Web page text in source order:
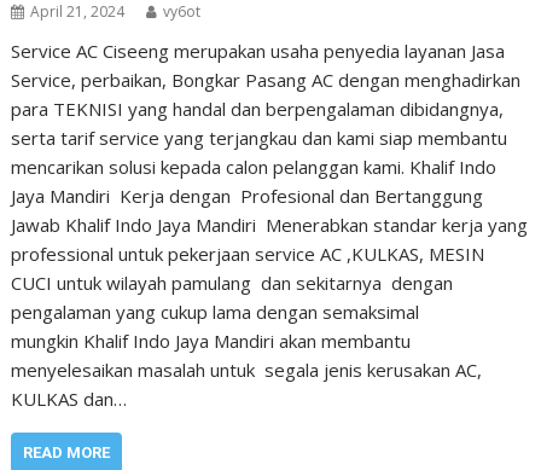
April 21, 2024 vy6ot
Service AC Ciseeng merupakan usaha penyedia layanan Jasa
Service, perbaikan, Bongkar Pasang AC dengan menghadirkan
para TEKNISI yang handal dan berpengalaman dibidangnya,
serta tarif service yang terjangkau dan kami siap membantu
mencarikan solusi kepada calon pelanggan kami. Khalif Indo
Jaya Mandiri Kerja dengan Profesional dan Bertanggung
Jawab Khalif Indo Jaya Mandiri Menerabkan standar kerja yang
professional untuk pekerjaan service AC ,KULKAS, MESIN
CUCI untuk wilayah pamulang dan sekitarnya dengan
pengalaman yang cukup lama dengan semaksimal
mungkin Khalif Indo Jaya Mandiri akan membantu
menyelesaikan masalah untuk segala jenis kerusakan AC,
KULKAS dan…
READ MORE